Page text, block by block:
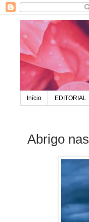
Início EDITORIAL
Abrigo